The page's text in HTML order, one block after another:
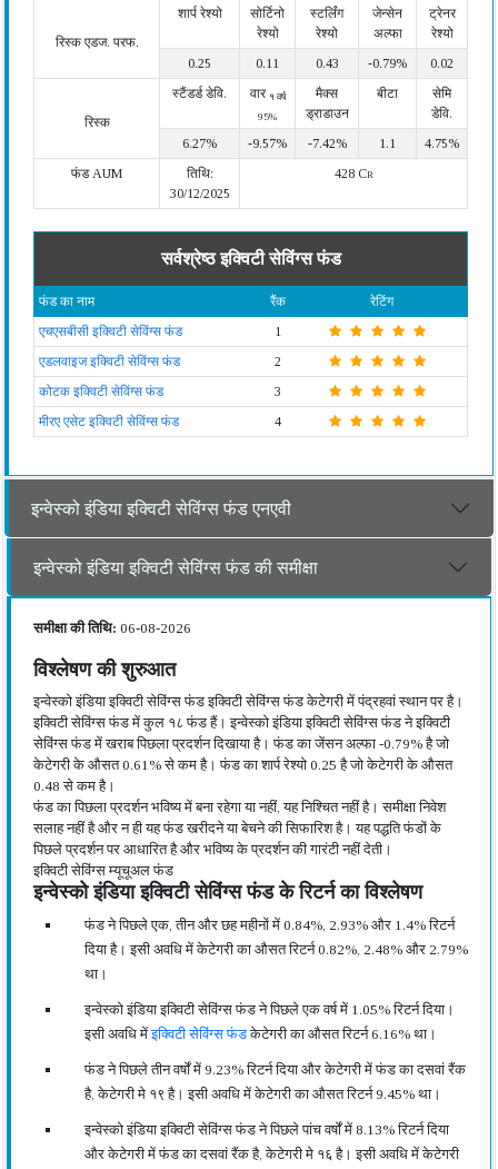
रिस्क एडज. परफ.
शार्प रेश्यो
सोर्टिनो
रेश्यो
स्टर्लिंग
रेश्यो
जेन्सेन
अल्फा
ट्रेनर
रेश्यो
0.25
0.11 0.43 -0.79% 0.02
रिस्क
स्टैंडर्ड डेवि. वार १ वर्ष
95%
मैक्स
ड्राडाउन
बीटा
सेमि
डेवि.
6.27%
-9.57% -7.42% 1.1
4.75%
फंड AUM
तिथि:
30/12/2025
428 Cr
सर्वश्रेष्ठ इक्विटी सेविंग्स फंड
फंड का नाम रैंक
रेटिंग
एचएसबीसी इक्विटी सेविंग्स फंड
1
एडलवाइज इक्विटी सेविंग्स फंड
2
कोटक इक्विटी सेविंग्स फंड
3
मीरए एसेट इक्विटी सेविंग्स फंड
4
इन्वेस्को इंडिया इक्विटी सेविंग्स फंड एनएवी
इन्वेस्को इंडिया इक्विटी सेविंग्स फंड की समीक्षा
समीक्षा की तिथि: 06-08-2026
विश्लेषण की शुरुआत
इन्वेस्को इंडिया इक्विटी सेविंग्स फंड इक्विटी सेविंग्स फंड केटेगरी में पंद्रहवां स्थान पर है।
इक्विटी सेविंग्स फंड में कुल १८ फंड हैं। इन्वेस्को इंडिया इक्विटी सेविंग्स फंड ने इक्विटी
सेविंग्स फंड में खराब पिछला प्रदर्शन दिखाया है। फंड का जेंसन अल्फा -0.79% है जो
केटेगरी के औसत 0.61% से कम है। फंड का शार्प रेश्यो 0.25 है जो केटेगरी के औसत
0.48 से कम है।
फंड का पिछला प्रदर्शन भविष्य में बना रहेगा या नहीं, यह निश्चित नहीं है। समीक्षा निवेश
सलाह नहीं है और न ही यह फंड खरीदने या बेचने की सिफारिश है। यह पद्धति फंडों के
पिछले प्रदर्शन पर आधारित है और भविष्य के प्रदर्शन की गारंटी नहीं देती।
इक्विटी सेविंग्स म्यूचूअल फंड
इन्वेस्को इंडिया इक्विटी सेविंग्स फंड के रिटर्न का विश्लेषण
फंड ने पिछले एक, तीन और छह महीनों में 0.84%, 2.93% और 1.4% रिटर्न
दिया है। इसी अवधि में केटेगरी का औसत रिटर्न 0.82%, 2.48% और 2.79%
था।
इन्वेस्को इंडिया इक्विटी सेविंग्स फंड ने पिछले एक वर्ष में 1.05% रिटर्न दिया।
इसी अवधि मेंइक्विटी सेविंग्स फंडकेटेगरी का औसत रिटर्न 6.16% था।
फंड ने पिछले तीन वर्षों में 9.23% रिटर्न दिया और केटेगरी में फंड का दसवां रैंक
है, केटेगरी मे १९ है। इसी अवधि में केटेगरी का औसत रिटर्न 9.45% था।
इन्वेस्को इंडिया इक्विटी सेविंग्स फंड ने पिछले पांच वर्षों में 8.13% रिटर्न दिया
और केटेगरी में फंड का दसवां रैंक है, केटेगरी मे १६ है। इसी अवधि में केटेगरी